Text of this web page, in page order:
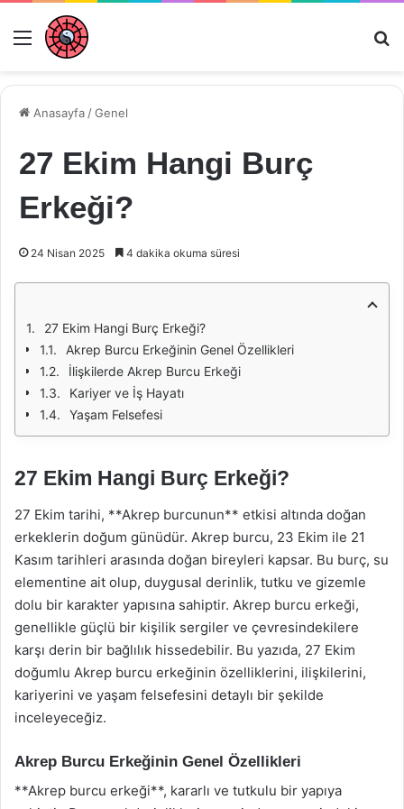
Menü
Anasayfa /Genel
27 Ekim Hangi Burç
Erkeği?
24 Nisan 2025 4 dakika okuma süresi
27 Ekim Hangi Burç Erkeği?
Akrep Burcu Erkeğinin Genel Özellikleri
İlişkilerde Akrep Burcu Erkeği
Kariyer ve İş Hayatı
Yaşam Felsefesi
27 Ekim Hangi Burç Erkeği?
27 Ekim tarihi, **Akrep burcunun** etkisi altında doğan
erkeklerin doğum günüdür. Akrep burcu, 23 Ekim ile 21
Kasım tarihleri arasında doğan bireyleri kapsar. Bu burç, su
elementine ait olup, duygusal derinlik, tutku ve gizemle
dolu bir karakter yapısına sahiptir. Akrep burcu erkeği,
genellikle güçlü bir kişilik sergiler ve çevresindekilere
karşı derin bir bağlılık hissedebilir. Bu yazıda, 27 Ekim
doğumlu Akrep burcu erkeğinin özelliklerini, ilişkilerini,
kariyerini ve yaşam felsefesini detaylı bir şekilde
inceleyeceğiz.
Akrep Burcu Erkeğinin Genel Özellikleri
**Akrep burcu erkeği**, kararlı ve tutkulu bir yapıya